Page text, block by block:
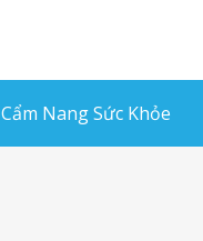
Cẩm Nang Sức Khỏe